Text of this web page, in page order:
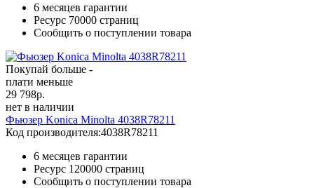
6 месяцев гарантии
Ресурс 70000 страниц
Сообщить о поступлении товара
Покупай больше -
плати меньше
29 798р.
нет в наличии
Фьюзер Konica Minolta 4038R78211
Код производителя:4038R78211
6 месяцев гарантии
Ресурс 120000 страниц
Сообщить о поступлении товара